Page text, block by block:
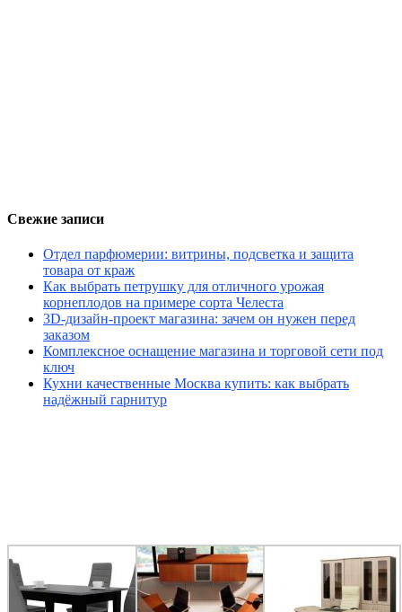
Свежие записи
Отдел парфюмерии: витрины, подсветка и защита
товара от краж
Как выбрать петрушку для отличного урожая
корнеплодов на примере сорта Челеста
3D-дизайн-проект магазина: зачем он нужен перед
заказом
Комплексное оснащение магазина и торговой сети под
ключ
Кухни качественные Москва купить: как выбрать
надёжный гарнитур